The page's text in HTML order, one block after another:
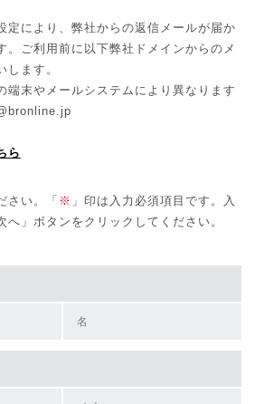
定により、弊社からの返信メールが届か
。ご利用前に以下弊社ドメインからのメ
します。
端末やメールシステムにより異なります
ら
さい。「 ※ 」印は入力必須項目です。入
へ」ボタンをクリックしてください。